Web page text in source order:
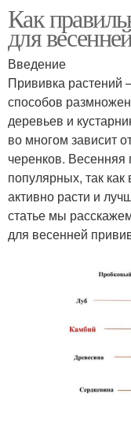
Как
для
Введение
Прививка
способов
деревьев и
во многом зависит
черенков. Весенняя
популярных, так
активно расти и
статье мы
для весенней